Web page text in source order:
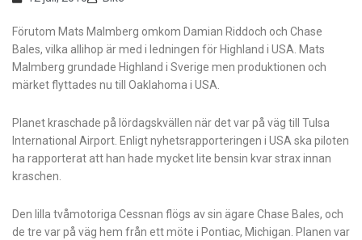
Förutom Mats Malmberg omkom Damian Riddoch och Chase
Bales, vilka allihop är med i ledningen för Highland i USA. Mats
Malmberg grundade Highland i Sverige men produktionen och
märket flyttades nu till Oaklahoma i USA.
Planet kraschade på lördagskvällen när det var på väg till Tulsa
International Airport. Enligt nyhetsrapporteringen i USA ska piloten
ha rapporterat att han hade mycket lite bensin kvar strax innan
kraschen.
Den lilla tvåmotoriga Cessnan flögs av sin ägare Chase Bales, och
de tre var på väg hem från ett möte i Pontiac, Michigan. Planen var